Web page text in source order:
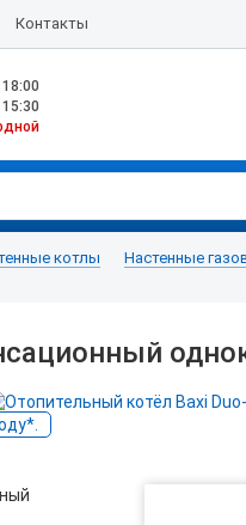
Контакты
котлы Настенные